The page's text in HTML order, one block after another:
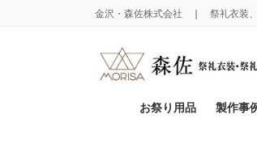
金沢・森佐株式会社 ❘ 祭礼衣装、
お祭り用品 製作事